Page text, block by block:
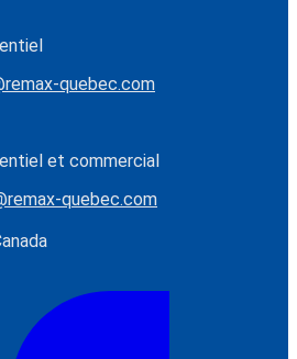
quebec.com
et commercial
quebec.com